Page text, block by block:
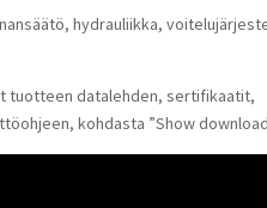
hydrauliikka,
tuotteen datalehden, sertifikaatit,
kohdasta ”Show